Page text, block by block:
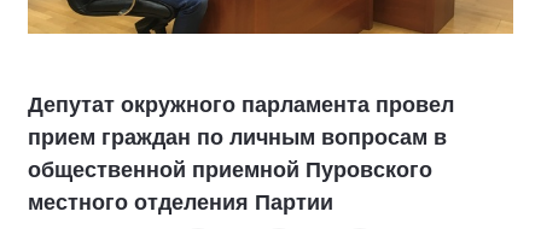
Депутат окружного парламента провел
прием граждан по личным вопросам в
общественной приемной Пуровского
местного отделения Партии